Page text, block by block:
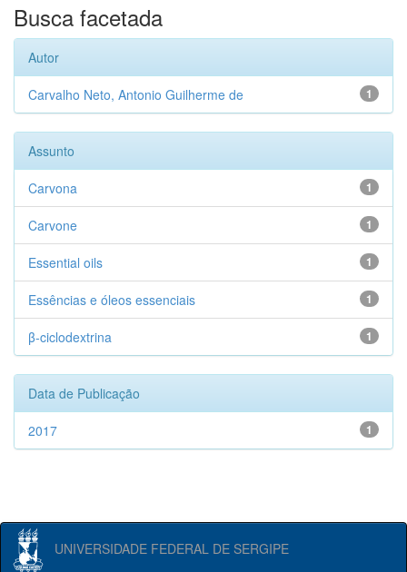
Busca facetada
Autor
1
Carvalho Neto, Antonio Guilherme de
Assunto
1
Carvona
1
Carvone
1
Essential oils
1
Essências e óleos essenciais
1
β-ciclodextrina
Data de Publicação
1
2017
UNIVERSIDADE FEDERAL DE SERGIPE